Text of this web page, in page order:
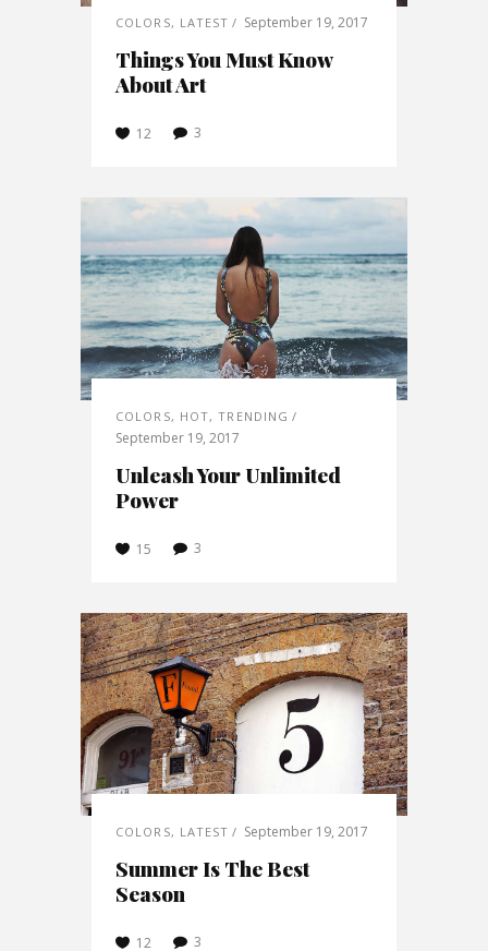
COLORS, LATEST September 19, 2017
Things You Must Know
About Art
12 3
COLORS, HOT,TRENDING
September 19, 2017
Unleash Your Unlimited
Power
15 3
COLORS, LATEST September 19, 2017
Summer Is The Best
Season
12 3